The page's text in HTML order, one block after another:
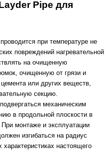
Pipe для
при температуре не
повреждений нагревательной
на очищенную
очищенную от грязи и
или других веществ,
секцию.
механическим
в продольной плоскости в
монтаже и эксплуатации
изгибаться на радиус
настоящего